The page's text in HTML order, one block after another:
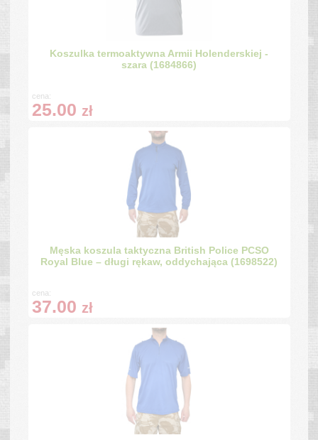
Koszulka termoaktywna Armii Holenderskiej -
szara (1684866)
cena:
25.00 zł
Męska koszula taktyczna British Police PCSO
Royal Blue – długi rękaw, oddychająca (1698522)
cena:
37.00 zł